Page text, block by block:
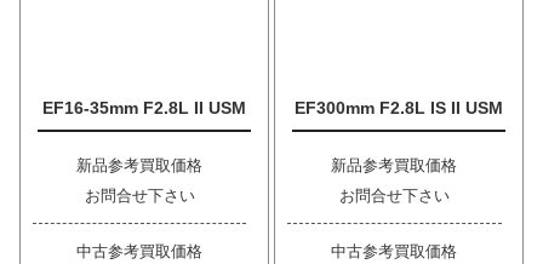
EF16-35mm F2.8L II USM
新品参考買取価格
お問合せ下さい
中古参考買取価格
EF300mm F2.8L IS II USM
新品参考買取価格
お問合せ下さい
中古参考買取価格